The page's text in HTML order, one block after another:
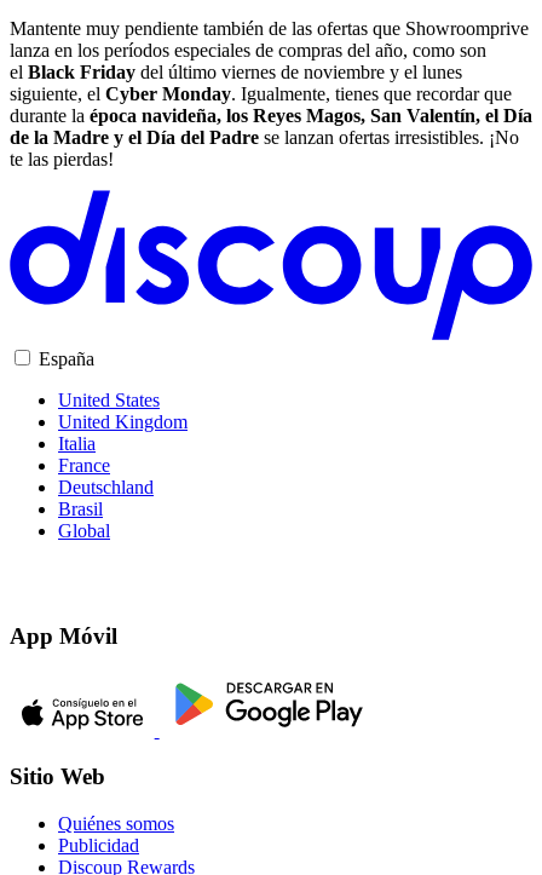
Mantente muy pendiente también de las ofertas que Showroomprive
lanza en los períodos especiales de compras del año, como son
el Black Friday del último viernes de noviembre y el lunes
siguiente, el Cyber Monday. Igualmente, tienes que recordar que
durante la época navideña, los Reyes Magos, San Valentín, el Día
de la Madre y el Día del Padre se lanzan ofertas irresistibles. ¡No
te las pierdas!
España
United States
United Kingdom
Italia
France
Deutschland
Brasil
Global
App Móvil
Sitio Web
Quiénes somos
Publicidad
Discoup Rewards